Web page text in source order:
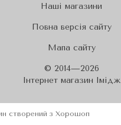
Наші магазини
Повна версія сайту
Мапа сайту
© 2014—2026
Iнтернет магазин Імідж
створений з Хорошоп